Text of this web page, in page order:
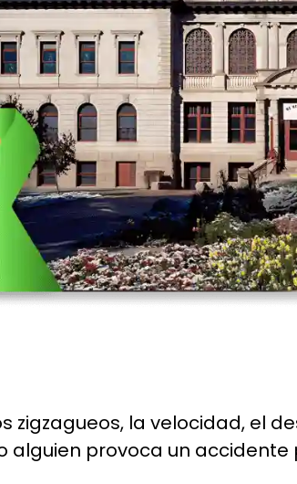
la velocidad, el
alguien provoca un accidente